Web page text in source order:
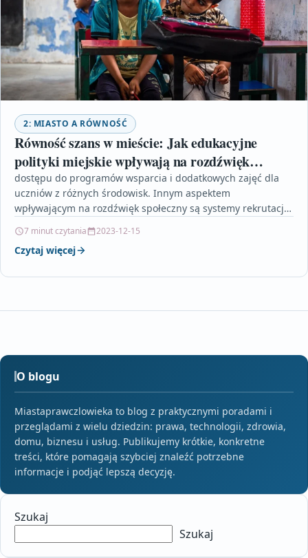
2: MIASTO A RÓWNOŚĆ
Równość szans w mieście: Jak edukacyjne
polityki miejskie wpływają na rozdźwięk
społeczny
dostępu do programów wsparcia i dodatkowych zajęć dla
uczniów z różnych środowisk. Innym aspektem
wpływającym na rozdźwięk społeczny są systemy rekrutacji
7 minut czytania 2023-12-15
Czytaj więcej
O blogu
Miastaprawczlowieka to blog z praktycznymi poradami i
przeglądami z wielu dziedzin: prawa, technologii, zdrowia,
domu, biznesu i usług. Publikujemy krótkie, konkretne
treści, które pomagają szybciej znaleźć potrzebne
informacje i podjąć lepszą decyzję.
Szukaj
Szukaj